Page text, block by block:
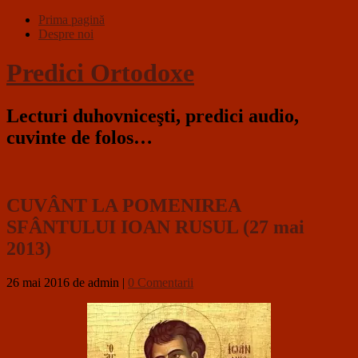
Prima pagină
Despre noi
Predici Ortodoxe
Lecturi duhovniceşti, predici audio,
cuvinte de folos…
CUVÂNT LA POMENIREA
SFÂNTULUI IOAN RUSUL (27 mai
2013)
26 mai 2016 de admin | 0 Comentarii